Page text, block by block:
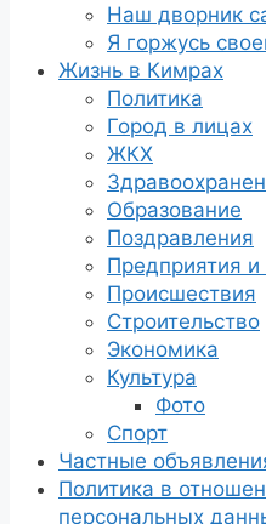
Наш дворник
Я горжусь
Жизнь в Кимрах
Политика
Город в лицах
ЖКХ
Образование
Поздравления
Предприятия
Происшествия
Строительство
Экономика
Культура
Фото
Спорт
Частные
Политика в
персональных